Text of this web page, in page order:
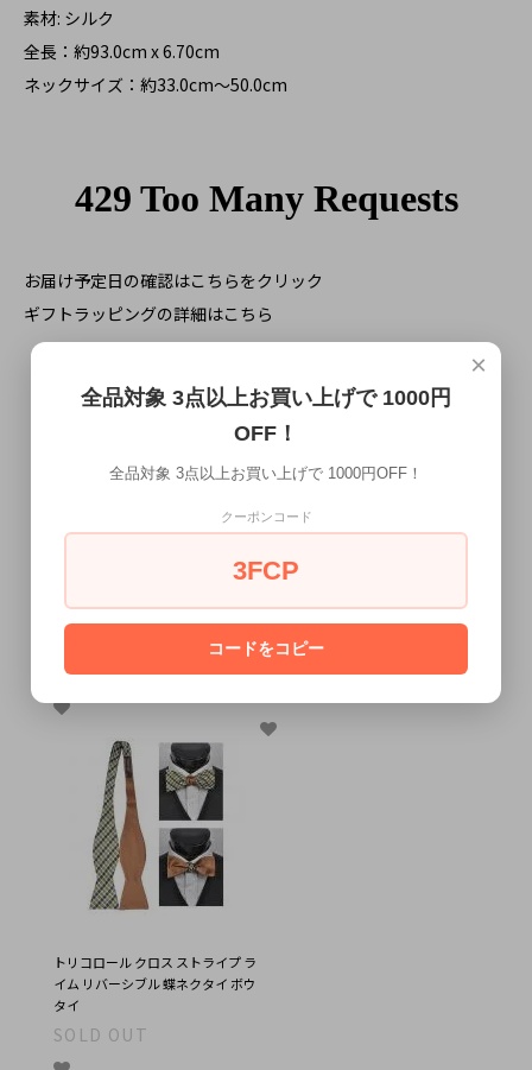
素材: シルク
全長：約93.0cm x 6.70cm
ネックサイズ：約33.0cm～50.0cm
お届け予定日の確認はこちらをクリック
ギフトラッピングの詳細はこちら
ライム クロス ストライプ リバーシ
3,630円 (税込)
ライム/ブラウン クラシック ストラ
イプ リバーシブル 蝶ネクタイ ボウ
トリコロール クロス ストライプ ラ
イム リバーシブル 蝶ネクタイ ボウ
タイ
SOLD OUT
×
全品対象 3点以上お買い上げで 1000円
OFF！
全品対象 3点以上お買い上げで 1000円OFF！
クーポンコード
3FCP
コードをコピー